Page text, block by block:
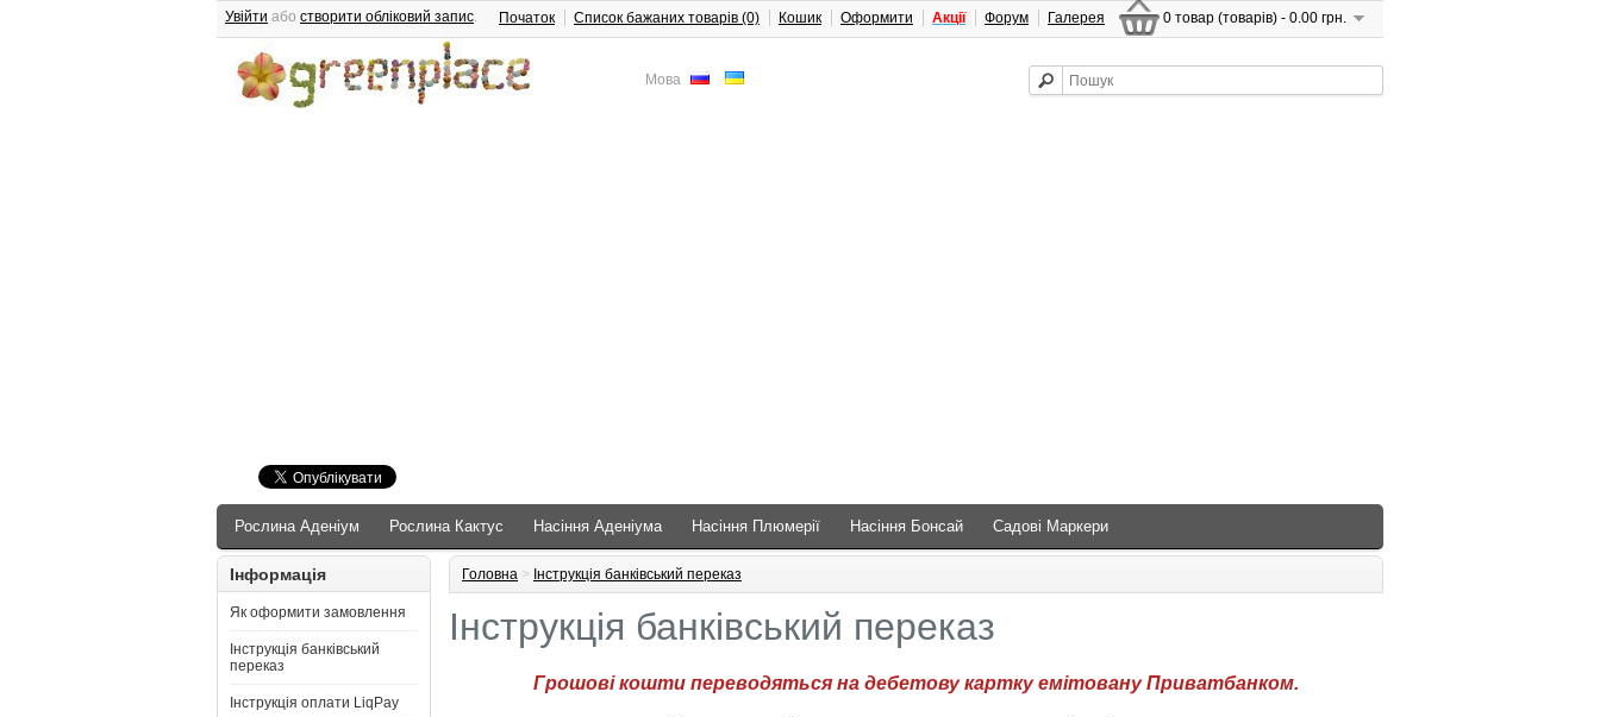
Мова
0 товар (товарів) - 0.00 грн.
Увійти або створити обліковий запис. Початок Список бажаних товарів (0) Кошик Оформити Акції Форум Галерея
Рослина Аденіум Рослина Кактус Насіння Аденіума Насіння Плюмерії Насіння Бонсай Садові Маркери
Інформація
Як оформити замовлення
Інструкція банківський
переказ
Інструкція оплати LiqPay
Головна > Інструкція банківський переказ
Інструкція банківський переказ
Грошові кошти переводяться на дебетову картку емітовану Приватбанком.